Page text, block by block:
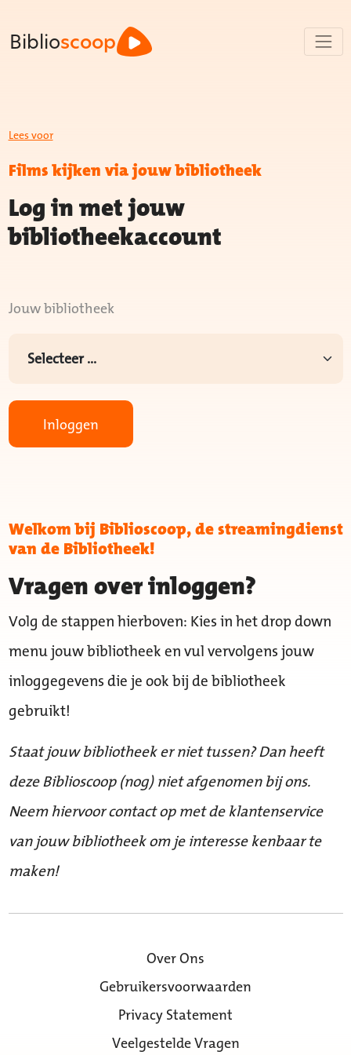
Biblioscoop
Lees voor
Films kijken via jouw bibliotheek
Log in met jouw
bibliotheekaccount
Jouw bibliotheek
Inloggen
Welkom bij Biblioscoop, de streamingdienst
van de Bibliotheek!
Vragen over inloggen?
Volg de stappen hierboven: Kies in het drop down
menu jouw bibliotheek en vul vervolgens jouw
inloggegevens die je ook bij de bibliotheek
gebruikt!
Staat jouw bibliotheek er niet tussen? Dan heeft
deze Biblioscoop (nog) niet afgenomen bij ons.
Neem hiervoor contact op met de klantenservice
van jouw bibliotheek om je interesse kenbaar te
maken!
Over Ons
Gebruikersvoorwaarden
Privacy Statement
Veelgestelde Vragen